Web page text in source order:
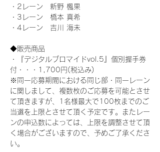
・2レーン　新野 楓果
・3レーン　橋本 真希
・4レーン　吉川 海未
◆販売商品
・『デジタルブロマイドvol.5』個別握手券
付・・・1,700円(税込み)
※同一応募期間における同じ部・同一レーン
に関しまして、複数枚のご応募を可能とさせ
て頂きますが、1名様最大で100枚までのご
当選を上限とさせて頂く予定です。またレー
ンの申込数によっては、上限を調整させて頂
く場合がございますので、予めご了承くださ
い。